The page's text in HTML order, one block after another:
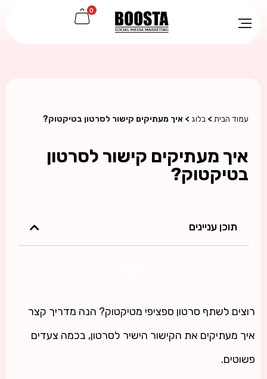
0
עמוד הבית >בלוג > איך מעתיקים קישור לסרטון בטיקטוק?
איך מעתיקים קישור לסרטון
בטיקטוק?
תוכן עניינים
רוצים לשתף סרטון ספציפי מטיקטוק? הנה מדריך קצר
איך מעתיקים את הקישור הישיר לסרטון, בכמה צעדים
פשוטים.